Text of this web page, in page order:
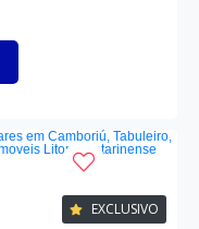
EXCLUSIVO